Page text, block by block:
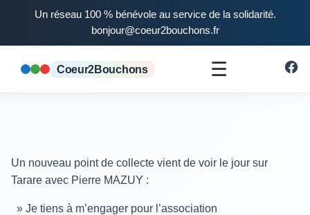
Un réseau 100 % bénévole au service de la solidarité.
bonjour@coeur2bouchons.fr
Coeur2Bouchons ☰
Un nouveau point de collecte vient de voir le jour sur
Tarare avec Pierre MAZUY :
» Je tiens à m’engager pour l’association